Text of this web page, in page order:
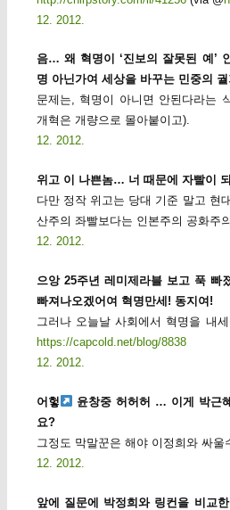
12. 2012.
음… 왜 혁명이 ‘진보의 잘못된 예’
명 아닌가여 세상을 바꾸는 민중의 궐
문제는, 혁명이 아니면 안된다라는
개혁은 개량으로 몰아붙이고).
12. 2012.
위고 이 나쁜놈… 너 때문에 자빨이
다만 정작 위고는 당대 기준 말고 현
산주의 좌빨보다는 인본주의 공화주
12. 2012.
으앙 25주년 레미제라블 보고 푹 빠
빠져나오겠어여 혁명만세! 동지여!
그러나 오늘날 사회에서 혁명을 내
https://capcold.net/blog/8838
12. 2012.
어헣
윤창중 허허허 … 이게 박근
요?
그정도 막말꾼은 해야 이정희와 싸
12. 2012.
앞에 질문에 박정희와 링컨을 비교